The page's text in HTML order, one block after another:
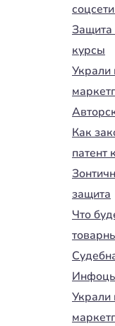
Защита
курсы
Украли
Как
патент
защита
Что
Украли